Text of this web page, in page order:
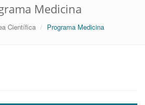
Medicina
Científica Programa Medicina